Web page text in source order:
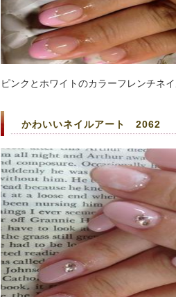
ピンクとホワイトのカラーフレンチネ
かわいいネイルアート 2062